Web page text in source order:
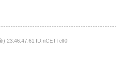
) 23:46:47.61 ID:nCETTclI0